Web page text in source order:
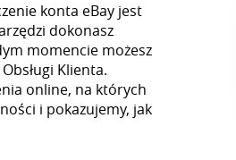
konta eBay jest
dokonasz
momencie możesz
Klienta.
online, na których
i pokazujemy, jak